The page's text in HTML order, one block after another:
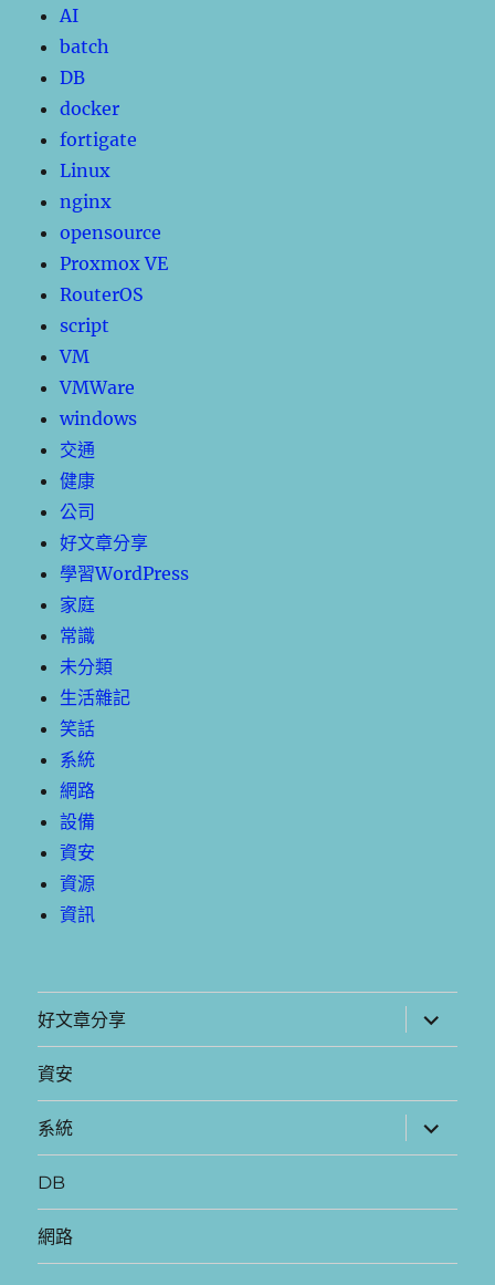
AI
batch
DB
docker
fortigate
Linux
nginx
opensource
Proxmox VE
RouterOS
script
VM
VMWare
windows
交通
健康
公司
好文章分享
學習WordPress
家庭
常識
未分類
生活雜記
笑話
系統
網路
設備
資安
資源
資訊
好文章分享
展
開
子
資安
系統
展
開
子
DB
網路